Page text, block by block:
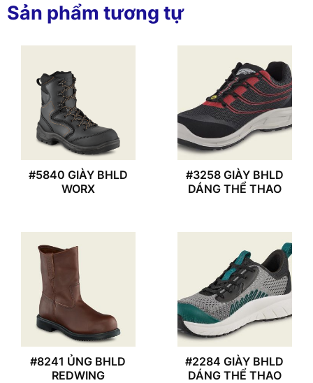
Sản phẩm tương tự
#5840 GIÀY BHLD
WORX
#3258 GIÀY BHLD
DÁNG THỂ THAO
#8241 ỦNG BHLD
REDWING
#2284 GIÀY BHLD
DÁNG THỂ THAO